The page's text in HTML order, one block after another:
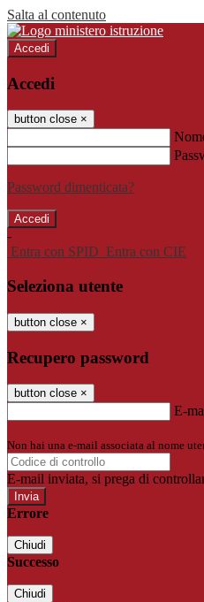
Salta al contenuto
Accedi
Accedi
button close ×
Password dimenticata?
-
Entra con SPID Entra con CIE
Seleziona utente
button close ×
Recupero password
button close ×
E-
Non hai una e-mail associata al nome
E-mail inviata, si prega di
Errore
Chiudi
Successo
Chiudi